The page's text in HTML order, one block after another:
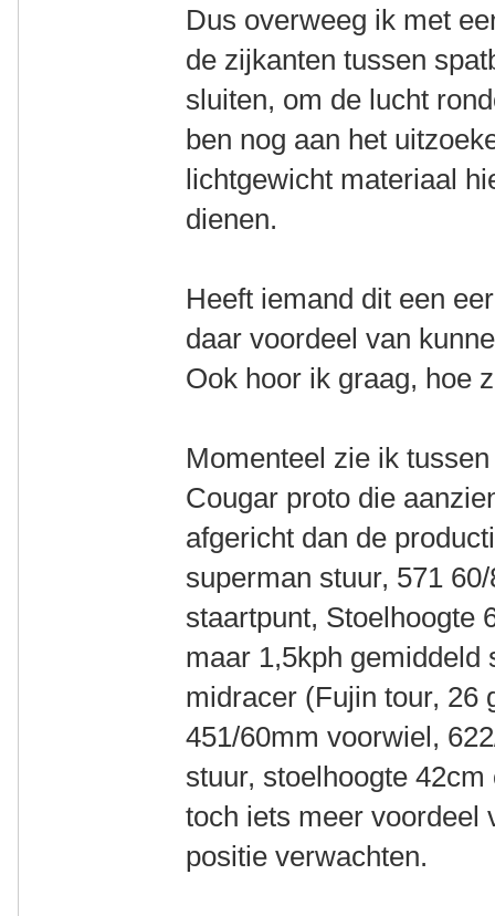
Dus overweeg ik met
de zijkanten tussen
sluiten, om de lucht
ben nog aan het
lichtgewicht materiaal
dienen.
Heeft iemand dit een
daar voordeel van
Ook hoor ik graag, hoe
Momenteel zie ik
Cougar proto die
afgericht dan de
superman stuur, 571
staartpunt, Stoelhoogte
maar 1,5kph
midracer (Fujin tour, 26
451/60mm voorwiel,
stuur, stoelhoogte
toch iets meer voordeel
positie verwachten.